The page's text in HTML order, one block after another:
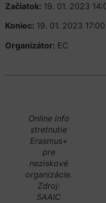
Začiatok: 19. 01. 2023
Koniec: 19. 01. 2023 17:00
Organizátor: EC
Online info
stretnutie
Erasmus+
pre
neziskové
organizácie.
Zdroj:
SAAIC